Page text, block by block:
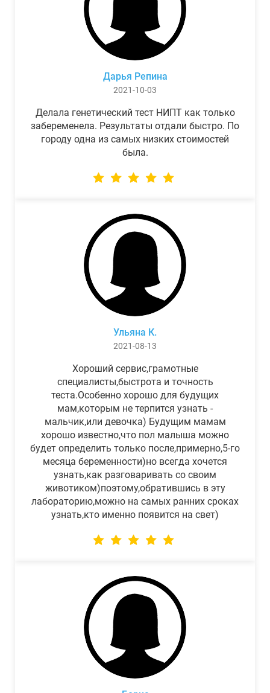
Дарья Репина
2021-10-03
Делала генетический тест НИПТ как только
забеременела. Результаты отдали быстро. По
городу одна из самых низких стоимостей
была.
Ульяна К.
2021-08-13
Хороший сервис,грамотные
специалисты,быстрота и точность
теста.Особенно хорошо для будущих
мам,которым не терпится узнать -
мальчик,или девочка) Будущим мамам
хорошо известно,что пол малыша можно
будет определить только после,примерно,5-го
месяца беременности)но всегда хочется
узнать,как разговаривать со своим
животиком)поэтому,обратившись в эту
лабораторию,можно на самых ранних сроках
узнать,кто именно появится на свет)